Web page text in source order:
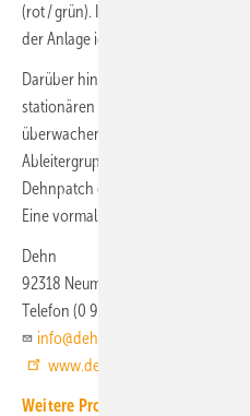
(rot / grün). Im Falle einer
der Anlage identifiziert und einfach
Darüber hinaus besteht die
stationären Fernmeldeeinheit
überwachen. Über einen
Ableitergruppe z. B. an ein
Dehnpatch ermöglicht so eine
Eine vormals notwendige
Dehn
92318 Neumarkt
Telefon (0 91 81) 90 60
info@dehn.de
www.dehn.de
Weitere Produkt-Meldungen zum